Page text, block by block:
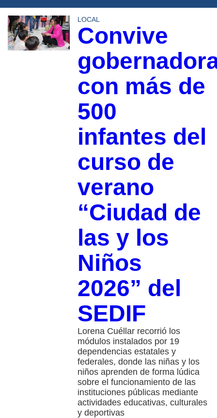
LOCAL
Convive
con más de
500
infantes del
curso de
verano
“Ciudad de
las y los
Niños
2026” del
SEDIF
Lorena Cuéllar recorrió los
módulos instalados por 19
dependencias estatales y
federales, donde las niñas y los
niños aprenden de forma lúdica
sobre el funcionamiento de las
instituciones públicas mediante
actividades educativas, culturales
y deportivas